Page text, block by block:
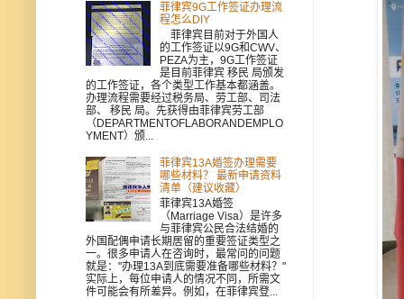
菲律宾9G工作签证办理流
程怎么DIY
菲律宾目前对于外国人
的工作签证以9G和CWV、
PEZA为主，9G工作签证
是目前菲律宾 移民 局颁发
的工作签证，各个类型工作基本都涵盖。
办理流程需要经过税务局、劳工部、司法
部、 移民 局。先获得由菲律宾劳工部
（DEPARTMENTOFLABORANDEMPLO
YMENT）颁...
菲律宾13A婚签办理需要
哪些材料？ 最新申请资料
清单（建议收藏）
菲律宾13A婚签
（Marriage Visa）是许多
与菲律宾公民合法结婚的
外国配偶申请长期居留的重要签证类型之
一。很多申请人在咨询时，最常问的问题
就是："办理13A到底需要准备哪些材料？"
实际上，每位申请人的情况不同，所需文
件可能会有所差异。例如，在菲律宾登...